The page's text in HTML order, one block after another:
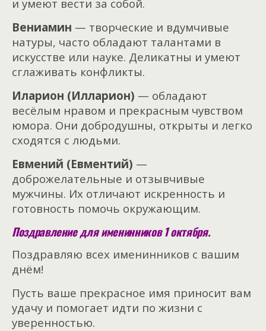
и умеют вести за собой.
Вениамин — творческие и вдумчивые
натуры, часто обладают талантами в
искусстве или науке. Деликатны и умеют
сглаживать конфликты.
Иларион (Илларион) — обладают
весёлым нравом и прекрасным чувством
юмора. Они добродушны, открыты и легко
сходятся с людьми.
Евмений (Евментий) —
доброжелательные и отзывчивые
мужчины. Их отличают искренность и
готовность помочь окружающим.
Поздравление для именинников 1 октября.
Поздравляю всех именинников с вашим
днём!
Пусть ваше прекрасное имя приносит вам
удачу и помогает идти по жизни с
уверенностью.